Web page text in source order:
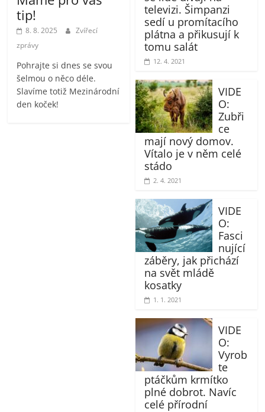
tip!
8. 8. 2025
Zvířecí
zprávy
Pohrajte si dnes se svou
šelmou o něco déle.
Slavíme totiž Mezinárodní
den koček!
televizi. Šimpanzi
sedí u promítacího
plátna a přikusují k
tomu salát
12. 4. 2021
VIDE
O:
Zubři
ce
mají nový domov.
Vítalo je v něm celé
stádo
2. 4. 2021
VIDE
O:
Fasci
nující
záběry, jak přichází
na svět mládě
kosatky
1. 1. 2021
VIDE
O:
Vyrob
te
ptáčkům krmítko
plné dobrot. Navíc
celé přírodní